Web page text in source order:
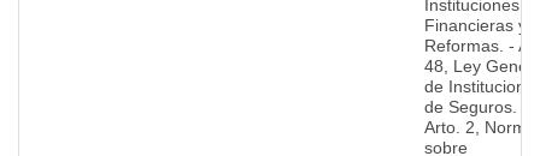
Instituciones
Financieras y
Reformas. -
48, Ley
de
de Seguros. -
Arto. 2, Norma
sobre